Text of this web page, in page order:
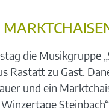
die
Rastatt zu Gast.
und ein